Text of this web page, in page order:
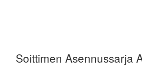
Soittimen Asennussarja